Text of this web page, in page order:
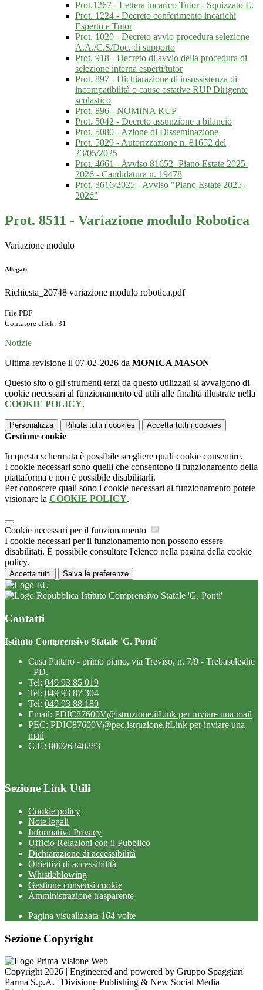
Prot.1267 - Lettera incarico Tutor - Squizzato E.
Prot. 1224 - Decreto conferimento incarichi
Esperto e Tutor
Prot. 1020 - Decreto avvio procedura selezione
A.A./C.S/Doc. di supporto
Prot. 918 - Decreto di avvio della procedura di
selezione interna esperti/tutor
Prot. 897 - Dichiarazione di insussistenza di
incompatibilità o cause ostative RUP Dirigente
scolastico
Prot. 896 - NOMINA RUP
Prot. 5042 - Decreto assunzione a bilancio
Prot. 5080 - Azione di Disseminazione
Prot. 5029 - Autorizzazione n. 81652 del
23/05/2025
Prot. 4661 - Avviso 81652 -Piano Estate 2025-
2026 - Candidatura n. 19478
Prot. 3616/2025 - Avviso "Piano Estate 2025-
2026"
Prot. 8511 - Variazione modulo Robotica
Variazione modulo
Allegati
Richiesta_20748 variazione modulo robotica.pdf
File PDF
Contatore click: 31
Notizie
Ultima revisione il 07-02-2026 da MONICA MASON
Questo sito o gli strumenti terzi da questo utilizzati si avvalgono di
cookie necessari al funzionamento ed utili alle finalità illustrate nella
COOKIE POLICY.
Personalizza Rifiuta tutti i cookies Accetta tutti i cookies
Gestione cookie
In questa schermata è possibile scegliere quali cookie consentire.
I cookie necessari sono quelli che consentono il funzionamento della
piattaforma e non è possibile disabilitarli.
Per conoscere quali sono i cookie necessari al funzionamento potete
visionare la COOKIE POLICY.
Cookie necessari per il funzionamento
I cookie necessari per il funzionamento non possono essere
disabilitati. È possibile consultare l'elenco nella pagina della cookie
policy.
Accetta tutti Salva le preferenze
Istituto Comprensivo Statale 'G. Ponti'
Contatti
Istituto Comprensivo Statale 'G. Ponti'
Casa Pattaro - primo piano, via Treviso, n. 7/9 - Trebaseleghe
- PD.
Tel: 049 93 85 019
Tel: 049 93 87 304
Tel: 049 93 88 189
Email: PDIC87600V@istruzione.itLink per inviare una mail
PEC: PDIC87600V@pec.istruzione.itLink per inviare una
mail
C.F.: 80026340283
Sezione Link Utili
Cookie policy
Note legali
Informativa Privacy
Ufficio Relazioni con il Pubblico
Dichiarazione di accessibilità
Obiettivi di accessibilità
Whistleblowing
Gestione consensi cookie
Amministrazione trasparente
Pagina visualizzata 164 volte
Sezione Copyright
Copyright 2026 | Engineered and powered by Gruppo Spaggiari
Parma S.p.A. | Divisione Publishing & New Social Media